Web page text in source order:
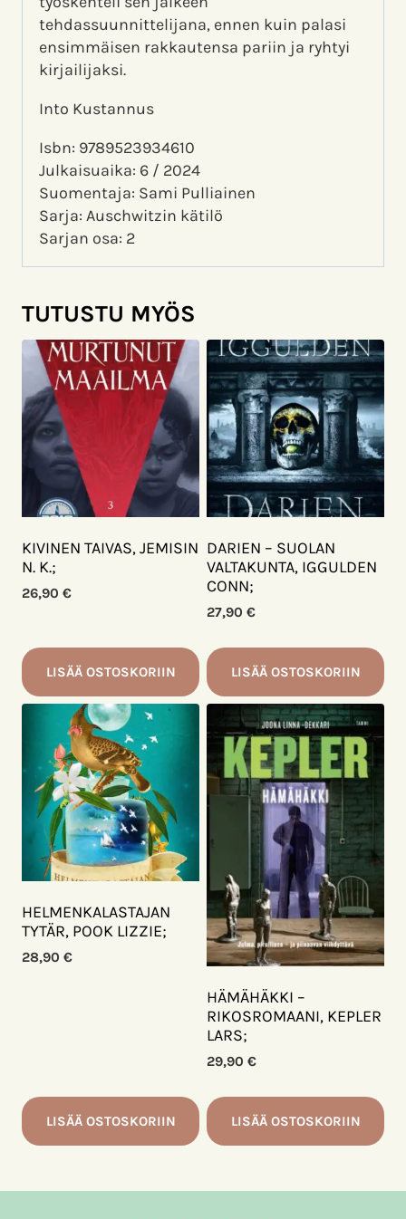
tehdassuunnittelijana, ennen kuin palasi
ensimmäisen rakkautensa pariin ja ryhtyi
kirjailijaksi.
Into Kustannus
Isbn: 9789523934610
Julkaisuaika: 6 / 2024
Suomentaja: Sami Pulliainen
Sarja: Auschwitzin kätilö
Sarjan osa: 2
TUTUSTU MYÖS
KIVINEN TAIVAS, JEMISIN
N. K.;
26,90 €
LISÄÄ OSTOSKORIIN
DARIEN – SUOLAN
VALTAKUNTA, IGGULDEN
CONN;
27,90 €
LISÄÄ OSTOSKORIIN
HELMENKALASTAJAN
TYTÄR, POOK LIZZIE;
28,90 €
LISÄÄ OSTOSKORIIN
HÄMÄHÄKKI –
RIKOSROMAANI, KEPLER
LARS;
29,90 €
LISÄÄ OSTOSKORIIN